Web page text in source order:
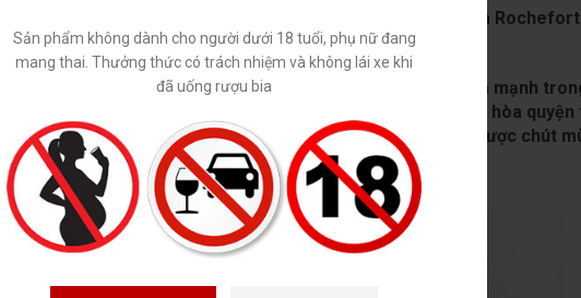
Sản phẩm không dành cho người dưới 18 tuổi, phụ nữ đang
mang thai. Thưởng thức có trách nhiệm và không lái xe khi
đã uống rượu bia
trong, long lánh tuyệt đẹp dưới lớp bọt bia màu kem. Bia
sẽ thấy ấn tượng với hương cà phê latte với mùi sô cô la mạnh
đầu tiên ta sẽ cảm nhận thấy vị ngọt như là bia và sô cô la hòa
cổ họng và khi uống xong, người uống sẽ cảm nhận được chút